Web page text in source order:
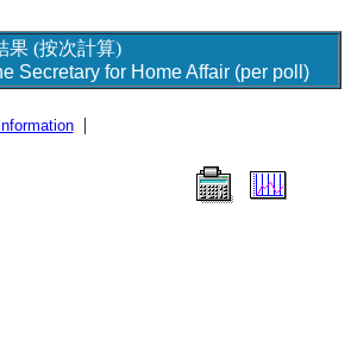
果 (按次計算)
Secretary for Home Affair (per poll)
|